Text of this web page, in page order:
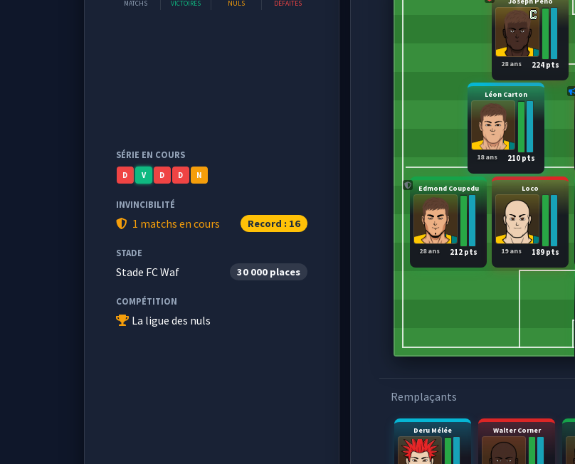
MATCHS VICTOIRES NULS DÉFAITES
SÉRIE EN COURS
D V D D N
INVINCIBILITÉ
1 matchs en cours Record : 16
STADE
Stade FC Waf 30 000 places
COMPÉTITION
La ligue des nuls
Edmond Coupedu
212 pts
28 ans
Loco
189 pts
19 ans
Léon Carton
210 pts
18 ans
224 pts
28 ans
Remplaçants
Deru Mélée Walter Corner